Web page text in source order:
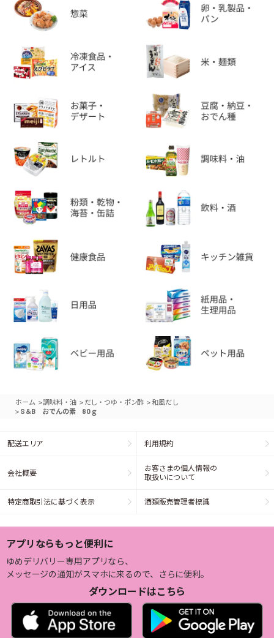
ホーム >調味料・油 > だし・つゆ・ポン酢 >和風だし
> S＆B おでんの素 80ｇ
配送エリア 利用規約
会社概要
お客さまの個人情報の
取扱いについて
特定商取引法に基づく表示 酒類販売管理者標識
アプリならもっと便利に
ゆめデリバリー専用アプリなら、
メッセージの通知がスマホに来るので、さらに便利。
ダウンロードはこちら